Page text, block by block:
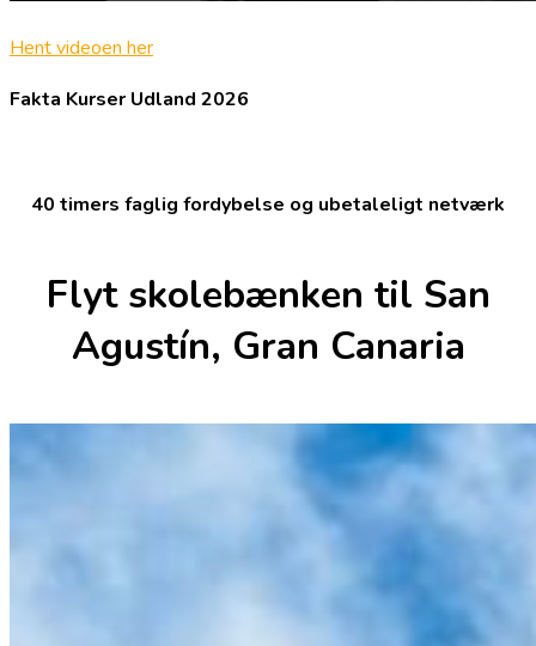
Hent videoen her
Fakta Kurser Udland 2026
40 timers faglig fordybelse og ubetaleligt netværk
Flyt skolebænken til San
Agustín, Gran Canaria